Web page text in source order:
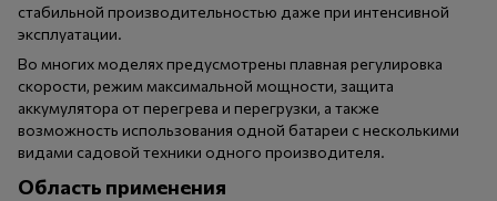
стабильной производительностью даже при интенсивной
эксплуатации.
Во многих моделях предусмотрены плавная регулировка
скорости, режим максимальной мощности, защита
аккумулятора от перегрева и перегрузки, а также
возможность использования одной батареи с несколькими
видами садовой техники одного производителя.
Область применения